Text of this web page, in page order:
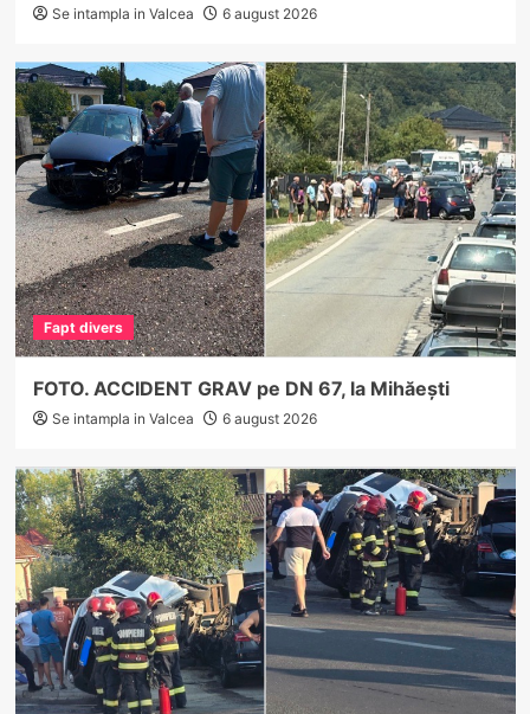
Se intampla in Valcea 6 august 2026
Fapt divers
FOTO. ACCIDENT GRAV pe DN 67, la Mihăești
Se intampla in Valcea 6 august 2026